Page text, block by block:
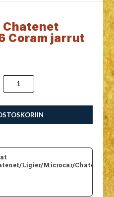
Coram jarrut
Ligier/Microcar/Chatenet/